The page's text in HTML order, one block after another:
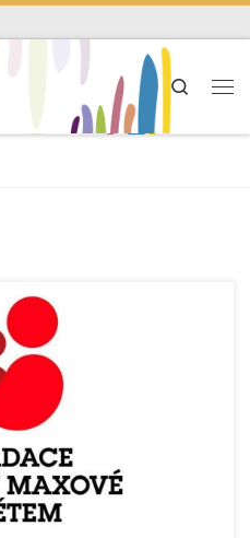
Search
obce (zejména
povodně, které během
stovkám